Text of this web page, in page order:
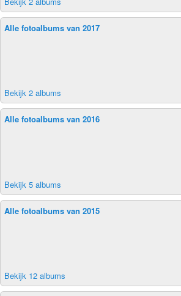
Alle fotoalbums van 2017
Bekijk 2 albums
Alle fotoalbums van 2016
Bekijk 5 albums
Alle fotoalbums van 2015
Bekijk 12 albums